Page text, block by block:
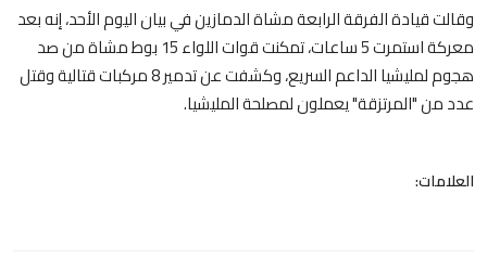
وقالت قيادة الفرقة الرابعة مشاة الدمازين في بيان اليوم الأحد، إنه بعد
معركة استمرت 5 ساعات، تمكنت قوات اللواء 15 بوط مشاة من صد
هجوم لمليشيا الداعم السريع، وكشفت عن تدمير 8 مركبات قتالية وقتل
عدد من "المرتزقة" يعملون لمصلحة المليشيا.
العلامات: